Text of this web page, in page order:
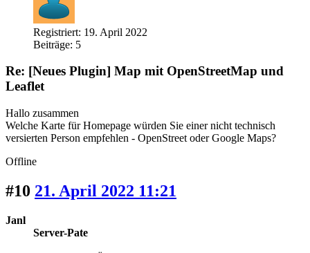
Registriert: 19. April 2022
Beiträge: 5
Re: [Neues Plugin] Map mit OpenStreetMap und
Leaflet
Hallo zusammen
Welche Karte für Homepage würden Sie einer nicht technisch
versierten Person empfehlen - OpenStreet oder Google Maps?
Offline
#10 21. April 2022 11:21
Janl
Server-Pate